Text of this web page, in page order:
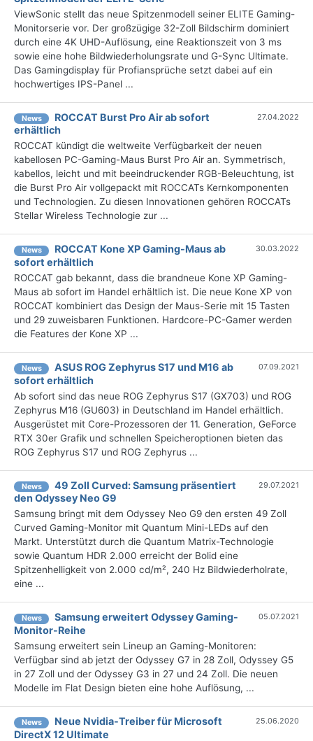
ViewSonic stellt das neue Spitzenmodell seiner ELITE Gaming-
Monitorserie vor. Der großzügige 32-Zoll Bildschirm dominiert
durch eine 4K UHD-Auflösung, eine Reaktionszeit von 3 ms
sowie eine hohe Bildwiederholungsrate und G-Sync Ultimate.
Das Gamingdisplay für Profiansprüche setzt dabei auf ein
hochwertiges IPS-Panel ...
News
ROCCAT Burst Pro Air ab sofort
erhältlich
27.04.2022
ROCCAT kündigt die weltweite Verfügbarkeit der neuen
kabellosen PC-Gaming-Maus Burst Pro Air an. Symmetrisch,
kabellos, leicht und mit beeindruckender RGB-Beleuchtung, ist
die Burst Pro Air vollgepackt mit ROCCATs Kernkomponenten
und Technologien. Zu diesen Innovationen gehören ROCCATs
Stellar Wireless Technologie zur ...
News
ROCCAT Kone XP Gaming-Maus ab
sofort erhältlich
30.03.2022
ROCCAT gab bekannt, dass die brandneue Kone XP Gaming-
Maus ab sofort im Handel erhältlich ist. Die neue Kone XP von
ROCCAT kombiniert das Design der Maus-Serie mit 15 Tasten
und 29 zuweisbaren Funktionen. Hardcore-PC-Gamer werden
die Features der Kone XP ...
News
ASUS ROG Zephyrus S17 und M16 ab
sofort erhältlich
07.09.2021
Ab sofort sind das neue ROG Zephyrus S17 (GX703) und ROG
Zephyrus M16 (GU603) in Deutschland im Handel erhältlich.
Ausgerüstet mit Core-Prozessoren der 11. Generation, GeForce
RTX 30er Grafik und schnellen Speicheroptionen bieten das
ROG Zephyrus S17 und ROG Zephyrus ...
News
49 Zoll Curved: Samsung präsentiert
den Odyssey Neo G9
29.07.2021
Samsung bringt mit dem Odyssey Neo G9 den ersten 49 Zoll
Curved Gaming-Monitor mit Quantum Mini-LEDs auf den
Markt. Unterstützt durch die Quantum Matrix-Technologie
sowie Quantum HDR 2.000 erreicht der Bolid eine
Spitzenhelligkeit von 2.000 cd/m², 240 Hz Bildwiederholrate,
eine ...
News
Samsung erweitert Odyssey Gaming-
Monitor-Reihe
05.07.2021
Samsung erweitert sein Lineup an Gaming-Monitoren:
Verfügbar sind ab jetzt der Odyssey G7 in 28 Zoll, Odyssey G5
in 27 Zoll und der Odyssey G3 in 27 und 24 Zoll. Die neuen
Modelle im Flat Design bieten eine hohe Auflösung, ...
News
Neue Nvidia-Treiber für Microsoft
DirectX 12 Ultimate
25.06.2020